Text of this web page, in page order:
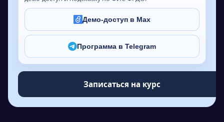
Демо-доступ в Max
Программа в Telegram
Записаться на курс